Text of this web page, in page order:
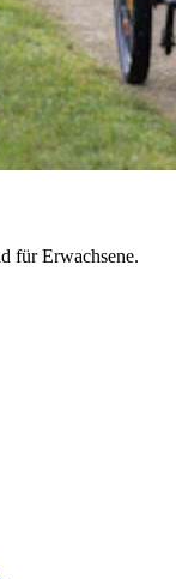
für Erwachsene.